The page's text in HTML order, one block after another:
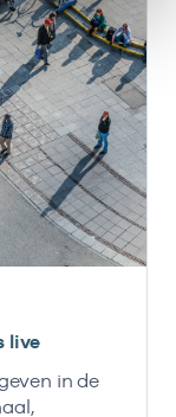
live
in de